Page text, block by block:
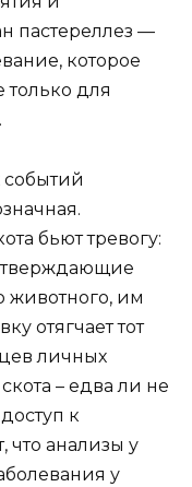
пастереллез —
которое
только для
событий
бьют тревогу:
животного, им
отягчает тот
личных
– едва ли не
к
что анализы у
у